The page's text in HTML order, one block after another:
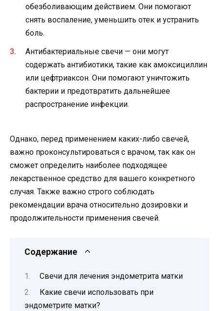
обезболивающим действием. Они помогают
снять воспаление, уменьшить отек и устранить
боль.
Антибактериальные свечи — они могут
содержать антибиотики, такие как амоксициллин
или цефтриаксон. Они помогают уничтожить
бактерии и предотвратить дальнейшее
распространение инфекции.
Однако, перед применением каких-либо свечей,
важно проконсультироваться с врачом, так как он
сможет определить наиболее подходящее
лекарственное средство для вашего конкретного
случая. Также важно строго соблюдать
рекомендации врача относительно дозировки и
продолжительности применения свечей.
Содержание
Свечи для лечения эндометрита матки
Какие свечи использовать при
эндометрите матки?